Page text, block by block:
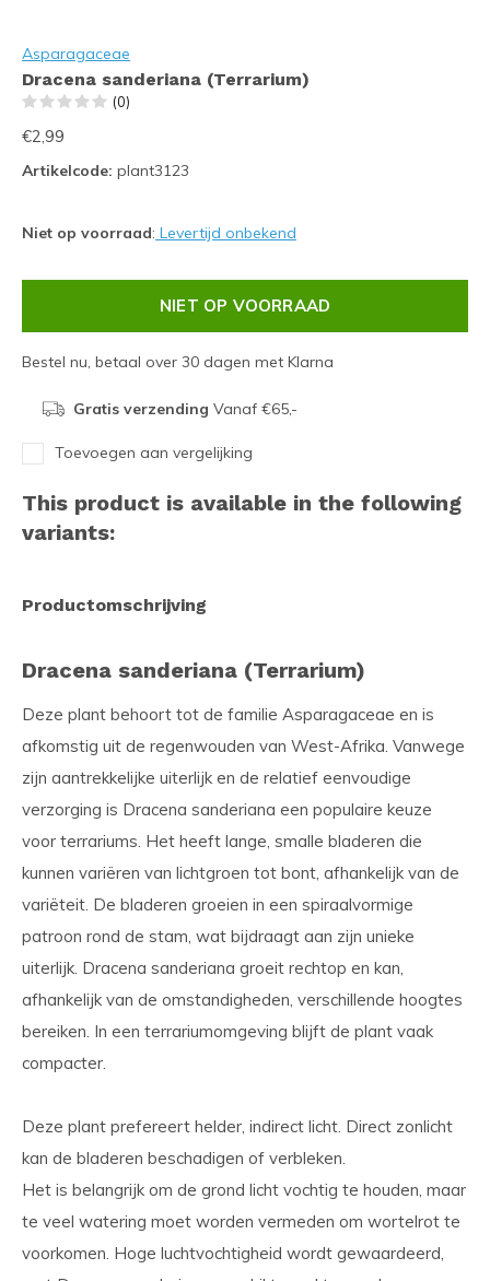
Asparagaceae
Dracena sanderiana (Terrarium)
(0)
€2,99
Artikelcode: plant3123
Niet op voorraad: Levertijd onbekend
NIET OP VOORRAAD
Bestel nu, betaal over 30 dagen met Klarna
Gratis verzending Vanaf €65,-
Toevoegen aan vergelijking
This product is available in the following
variants:
Productomschrijving
Dracena sanderiana (Terrarium)
Deze plant behoort tot de familie Asparagaceae en is
afkomstig uit de regenwouden van West-Afrika. Vanwege
zijn aantrekkelijke uiterlijk en de relatief eenvoudige
verzorging is Dracena sanderiana een populaire keuze
voor terrariums. Het heeft lange, smalle bladeren die
kunnen variëren van lichtgroen tot bont, afhankelijk van de
variëteit. De bladeren groeien in een spiraalvormige
patroon rond de stam, wat bijdraagt aan zijn unieke
uiterlijk. Dracena sanderiana groeit rechtop en kan,
afhankelijk van de omstandigheden, verschillende hoogtes
bereiken. In een terrariumomgeving blijft de plant vaak
compacter.
Deze plant prefereert helder, indirect licht. Direct zonlicht
kan de bladeren beschadigen of verbleken.
Het is belangrijk om de grond licht vochtig te houden, maar
te veel watering moet worden vermeden om wortelrot te
voorkomen. Hoge luchtvochtigheid wordt gewaardeerd,